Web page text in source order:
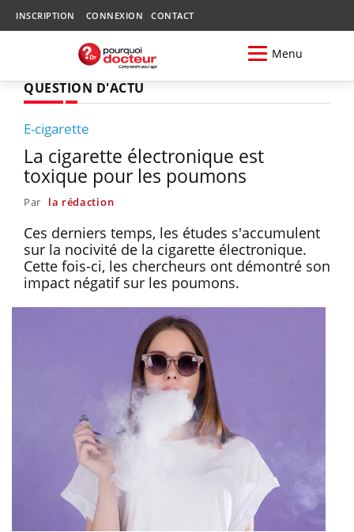
INSCRIPTION CONNEXION CONTACT
Menu
QUESTION D'ACTU
E-cigarette
La cigarette électronique est
toxique pour les poumons
Par la rédaction
Ces derniers temps, les études s'accumulent
sur la nocivité de la cigarette électronique.
Cette fois-ci, les chercheurs ont démontré son
impact négatif sur les poumons.